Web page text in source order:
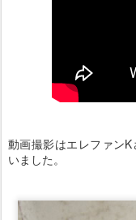
動画撮影はエレファン
いました。